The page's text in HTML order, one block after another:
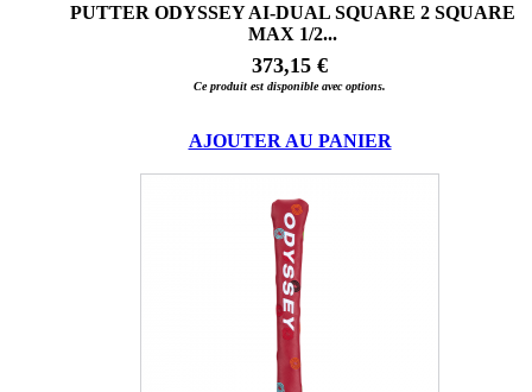
PUTTER ODYSSEY AI-DUAL SQUARE 2 SQUARE
MAX 1/2...
373,15 €
Ce produit est disponible avec options.
AJOUTER AU PANIER